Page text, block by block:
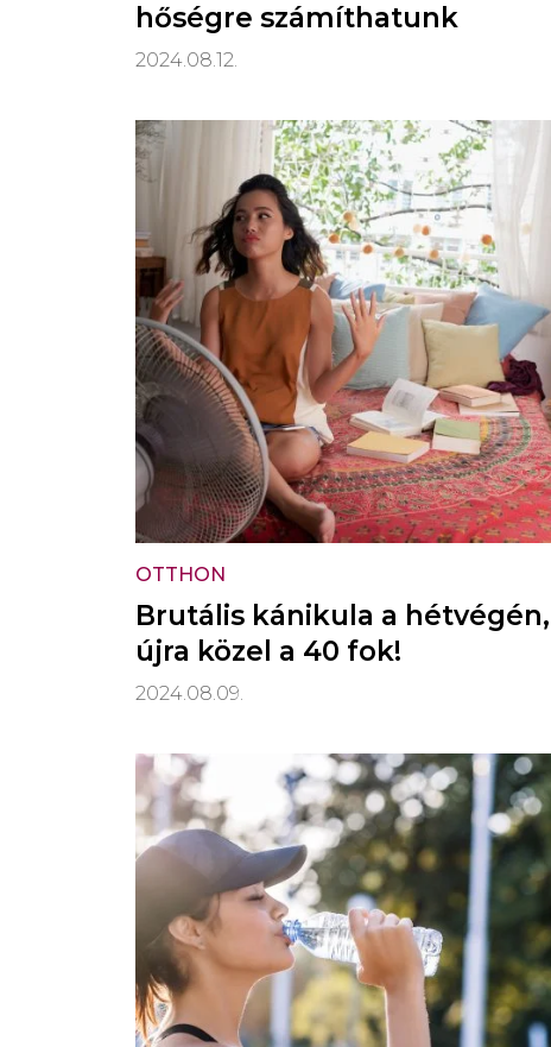
hőségre számíthatunk
2024.08.12.
OTTHON
Brutális kánikula a hétvégén,
újra közel a 40 fok!
2024.08.09.